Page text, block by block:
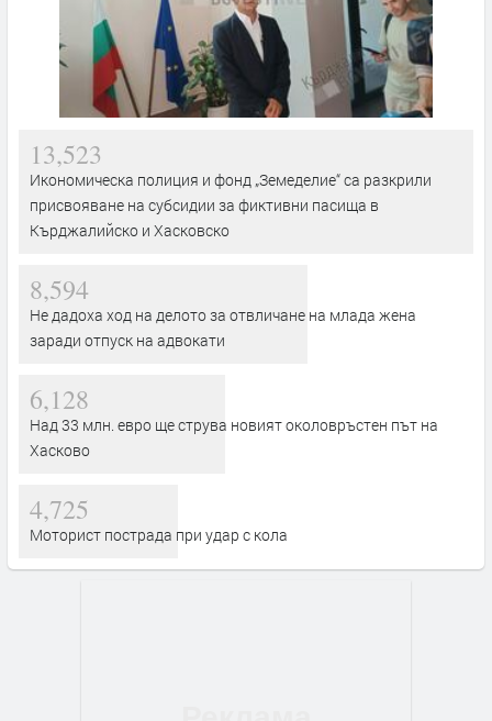
13,523
Икономическа полиция и фонд „Земеделие“ са разкрили
присвояване на субсидии за фиктивни пасища в
Кърджалийско и Хасковско
8,594
Не дадоха ход на делото за отвличане на млада жена
заради отпуск на адвокати
6,128
Над 33 млн. евро ще струва новият околовръстен път на
Хасково
4,725
Моторист пострада при удар с кола